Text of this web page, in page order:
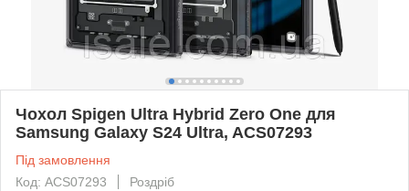
Чохол Spigen Ultra Hybrid Zero One для
Samsung Galaxy S24 Ultra, ACS07293
Під замовлення
Код: ACS07293
Роздріб